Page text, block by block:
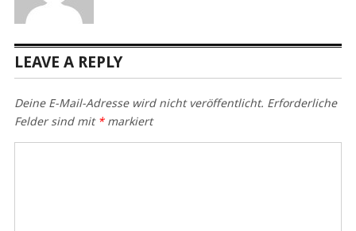
LEAVE A REPLY
Deine E-Mail-Adresse wird nicht veröffentlicht. Erforderliche
Felder sind mit *markiert